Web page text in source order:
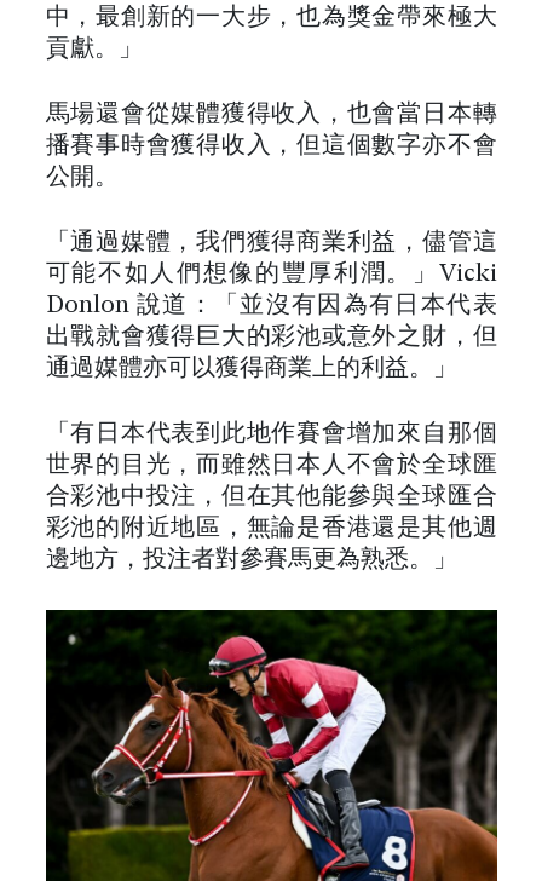
中，最創新的一大步，也為獎金帶來極大
貢獻。」
馬場還會從媒體獲得收入，也會當日本轉
播賽事時會獲得收入，但這個數字亦不會
公開。
「通過媒體，我們獲得商業利益，儘管這
可能不如人們想像的豐厚利潤。」Vicki
Donlon 說道：「並沒有因為有日本代表
出戰就會獲得巨大的彩池或意外之財，但
通過媒體亦可以獲得商業上的利益。」
「有日本代表到此地作賽會增加來自那個
世界的目光，而雖然日本人不會於全球匯
合彩池中投注，但在其他能參與全球匯合
彩池的附近地區，無論是香港還是其他週
邊地方，投注者對參賽馬更為熟悉。」